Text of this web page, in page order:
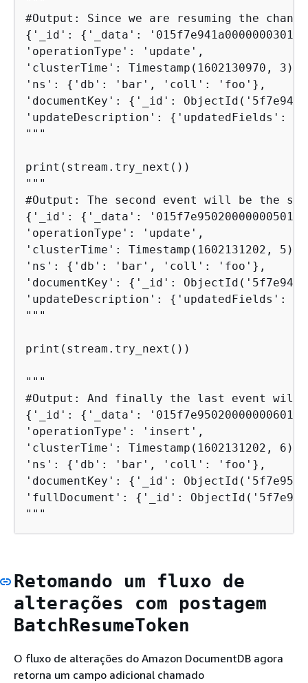
{ '_id': { '_data':
'operationType': 'update',
'clusterTime': Timestamp(1602130970, 3),
'ns': { 'db': 'bar', 'coll': 'foo'},
'documentKey': { '_id':
'updateDescription': { 'updatedFields':
"""
print(stream.try_next())
"""
{ '_id': { '_data':
'operationType': 'update',
'clusterTime': Timestamp(1602131202, 5),
'ns': { 'db': 'bar', 'coll': 'foo'},
'documentKey': { '_id':
'updateDescription': { 'updatedFields':
"""
print(stream.try_next())
"""
{ '_id': { '_data':
'operationType': 'insert',
'clusterTime': Timestamp(1602131202, 6),
'ns': { 'db': 'bar', 'coll': 'foo'},
'documentKey': { '_id':
'fullDocument': { '_id':
"""
Retomando um fluxo de
alterações com postagem
BatchResumeToken
O fluxo de alterações do Amazon DocumentDB agora
retorna um campo adicional chamado